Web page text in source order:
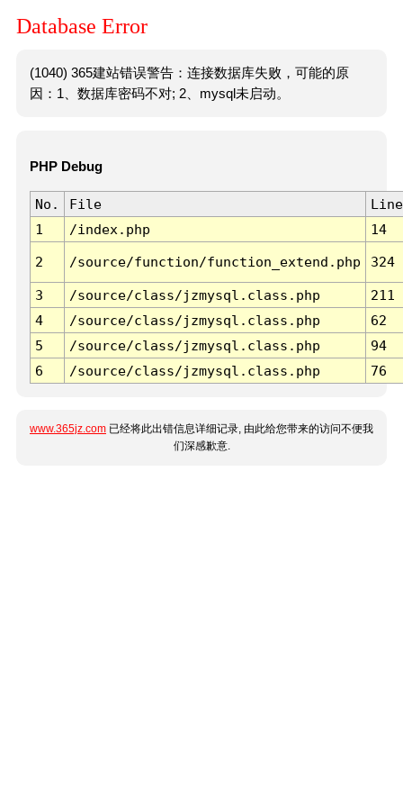
Database Error
(1040) 365建站错误警告：连接数据库失败，可能的原
因：1、数据库密码不对; 2、mysql未启动。
PHP Debug
No. File
Line
1
/index.php 14
2 /source/function/function_extend.php 324
3 /source/class/jzmysql.class.php
211
4
/source/class/jzmysql.class.php
62
5
/source/class/jzmysql.class.php
94
6
/source/class/jzmysql.class.php 76
www.365jz.com 已经将此出错信息详细记录, 由此给您带来的访问不便我
们深感歉意.